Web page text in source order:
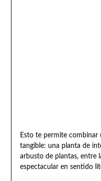
Esto te permite combinar
tangible: una planta de
arbusto de plantas, entre
espectacular en sentido